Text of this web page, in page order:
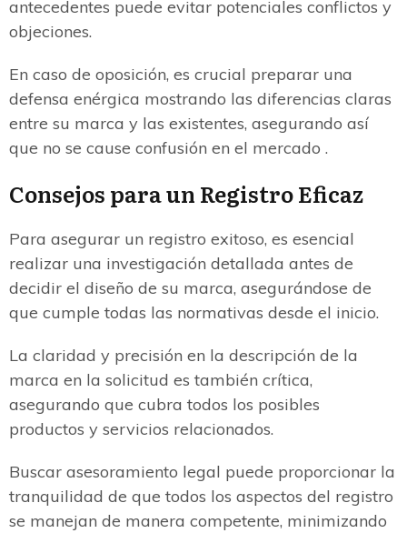
antecedentes puede evitar potenciales conflictos y
objeciones.
En caso de oposición, es crucial preparar una
defensa enérgica mostrando las diferencias claras
entre su marca y las existentes, asegurando así
que no se cause confusión en el mercado .
Consejos para un Registro Eficaz
Para asegurar un registro exitoso, es esencial
realizar una investigación detallada antes de
decidir el diseño de su marca, asegurándose de
que cumple todas las normativas desde el inicio.
La claridad y precisión en la descripción de la
marca en la solicitud es también crítica,
asegurando que cubra todos los posibles
productos y servicios relacionados.
Buscar asesoramiento legal puede proporcionar la
tranquilidad de que todos los aspectos del registro
se manejan de manera competente, minimizando